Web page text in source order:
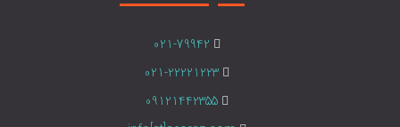
021-79942
021-22221223
09121442355